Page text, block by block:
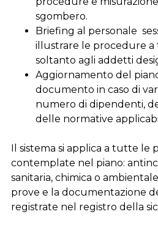
sgombero.
Briefing al personale
illustrare le procedure a
soltanto agli addetti
Aggiornamento del
documento in caso di
numero di dipendenti,
delle normative
Il sistema si applica a tutte le
contemplate nel piano:
sanitaria, chimica o
prove e la documentazione
registrate nel registro della